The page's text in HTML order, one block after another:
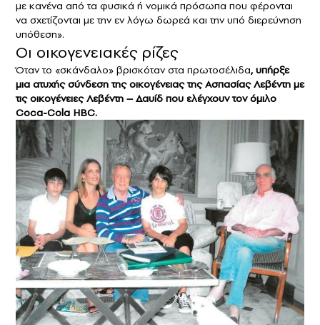
με κανένα από τα φυσικά ή νομικά πρόσωπα που φέρονται
να σχετίζονται με την εν λόγω δωρεά και την υπό διερεύνηση
υπόθεση».
Οι οικογενειακές ρίζες
Όταν το «σκάνδαλο» βρισκόταν στα πρωτοσέλιδα, υπήρξε
μια ατυχής σύνδεση της οικογένειας της Ασπασίας Λεβέντη με
τις οικογένειες Λεβέντη – Δαυίδ που ελέγχουν τον όμιλο
Coca-Cola HBC.